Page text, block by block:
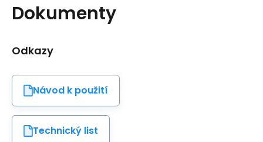
Dokumenty
Odkazy
Návod k použití
Technický list